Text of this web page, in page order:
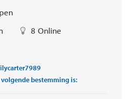
8 Online
bestemming is: